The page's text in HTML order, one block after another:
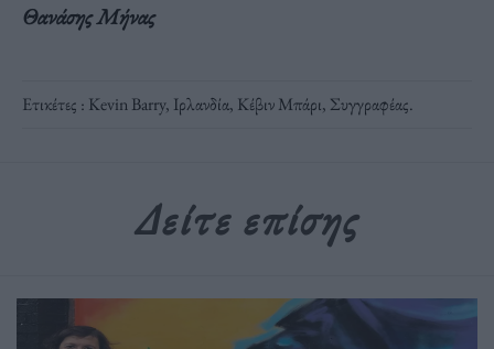
Θανάσης Μήνας
Ετικέτες : Kevin Barry, Ιρλανδία, Κέβιν Μπάρι, Συγγραφέας.
Δείτε επίσης